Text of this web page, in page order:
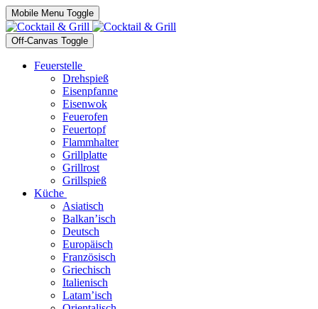
Mobile Menu Toggle
Off-Canvas Toggle
Feuerstelle
Drehspieß
Eisenpfanne
Eisenwok
Feuerofen
Feuertopf
Flammhalter
Grillplatte
Grillrost
Grillspieß
Küche
Asiatisch
Balkan’isch
Deutsch
Europäisch
Französisch
Griechisch
Italienisch
Latam’isch